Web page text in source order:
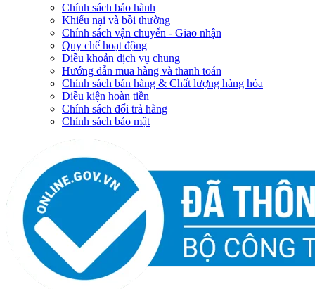
Chính sách bảo hành
Khiếu nại và bồi thường
Chính sách vận chuyển - Giao nhận
Quy chế hoạt động
Điều khoản dịch vụ chung
Hướng dẫn mua hàng và thanh toán
Chính sách bán hàng & Chất lượng hàng hóa
Điều kiện hoàn tiền
Chính sách đổi trả hàng
Chính sách bảo mật